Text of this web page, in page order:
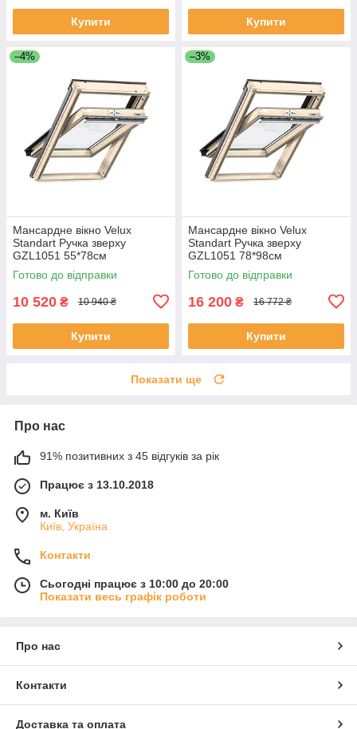
Купити Купити
–4%
Мансардне вікно Velux
Standart Ручка зверху
GZL1051 55*78см
Готово до відправки
10 520 ₴ 10 940 ₴
Купити
–3%
Мансардне вікно Velux
Standart Ручка зверху
GZL1051 78*98см
Готово до відправки
16 200 ₴ 16 772 ₴
Купити
Показати ще
Про нас
91% позитивних з 45 відгуків за рік
Працює з 13.10.2018
м. Київ
Київ, Україна
Контакти
Сьогодні працює з 10:00 до 20:00
Показати весь графік роботи
Про нас
Контакти
Доставка та оплата